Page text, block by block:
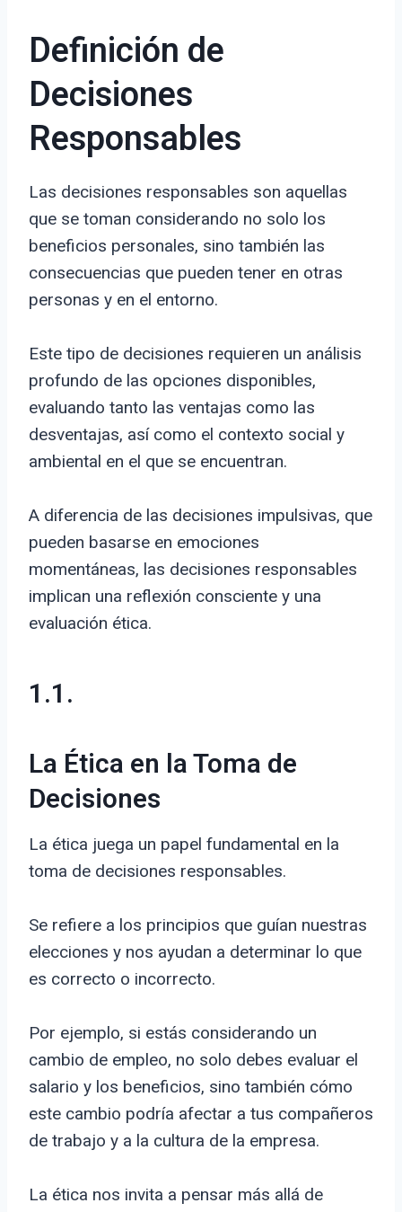
Definición de
Decisiones
Responsables
Las decisiones responsables son aquellas
que se toman considerando no solo los
beneficios personales, sino también las
consecuencias que pueden tener en otras
personas y en el entorno.
Este tipo de decisiones requieren un análisis
profundo de las opciones disponibles,
evaluando tanto las ventajas como las
desventajas, así como el contexto social y
ambiental en el que se encuentran.
A diferencia de las decisiones impulsivas, que
pueden basarse en emociones
momentáneas, las decisiones responsables
implican una reflexión consciente y una
evaluación ética.
1.1.
La Ética en la Toma de
Decisiones
La ética juega un papel fundamental en la
toma de decisiones responsables.
Se refiere a los principios que guían nuestras
elecciones y nos ayudan a determinar lo que
es correcto o incorrecto.
Por ejemplo, si estás considerando un
cambio de empleo, no solo debes evaluar el
salario y los beneficios, sino también cómo
este cambio podría afectar a tus compañeros
de trabajo y a la cultura de la empresa.
La ética nos invita a pensar más allá de